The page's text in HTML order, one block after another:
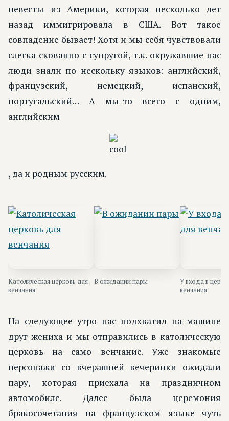
невесты из Америки, которая несколько лет
назад иммигрировала в США. Вот такое
совпадение бывает! Хотя и мы себя чувствовали
слегка скованно с супругой, т.к. окружавшие нас
люди знали по нескольку языков: английский,
французский, немецкий, испанский,
португальский… А мы-то всего с одним,
английским
, да и родным русским.
Католическая церковь для
венчания
В ожидании пары
У входа в
венчания
На следующее утро нас подхватил на машине
друг жениха и мы отправились в католическую
церковь на само венчание. Уже знакомые
персонажи со вчерашней вечеринки ожидали
пару, которая приехала на праздничном
автомобиле. Далее была церемония
бракосочетания на французском языке чуть